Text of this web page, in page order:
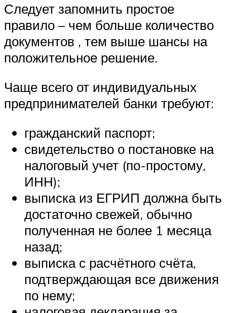
Следует запомнить простое
правило – чем больше количество
документов , тем выше шансы на
положительное решение.
Чаще всего от индивидуальных
предпринимателей банки требуют:
гражданский паспорт;
свидетельство о постановке на
налоговый учет (по-простому,
ИНН);
выписка из ЕГРИП должна быть
достаточно свежей, обычно
полученная не более 1 месяца
назад;
выписка с расчётного счёта,
подтверждающая все движения
по нему;